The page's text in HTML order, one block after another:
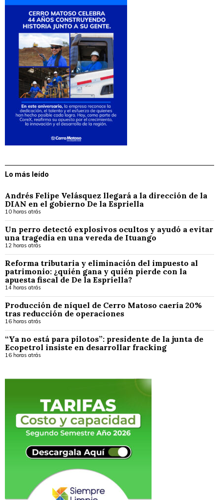
Lo más leído
Andrés Felipe Velásquez llegará a la dirección de la
DIAN en el gobierno De la Espriella
10 horas atrás
Un perro detectó explosivos ocultos y ayudó a evitar
una tragedia en una vereda de Ituango
12 horas atrás
Reforma tributaria y eliminación del impuesto al
patrimonio: ¿quién gana y quién pierde con la
apuesta fiscal de De la Espriella?
14 horas atrás
Producción de níquel de Cerro Matoso caería 20%
tras reducción de operaciones
16 horas atrás
“Ya no está para pilotos”: presidente de la junta de
Ecopetrol insiste en desarrollar fracking
16 horas atrás